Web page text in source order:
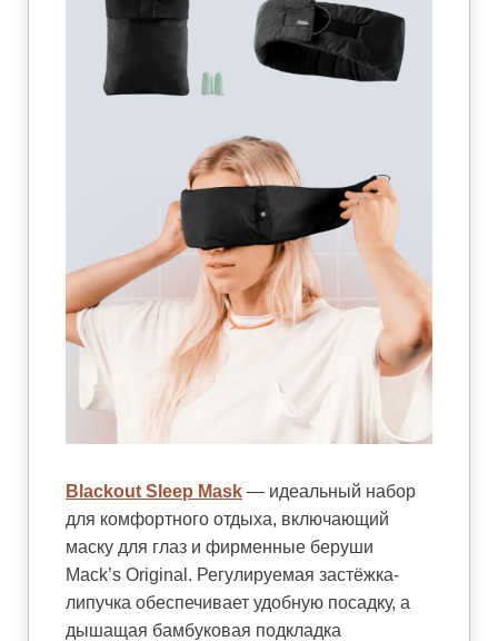
Blackout Sleep Mask — идеальный набор
для комфортного отдыха, включающий
маску для глаз и фирменные беруши
Mack’s Original. Регулируемая застёжка-
липучка обеспечивает удобную посадку, а
дышащая бамбуковая подкладка